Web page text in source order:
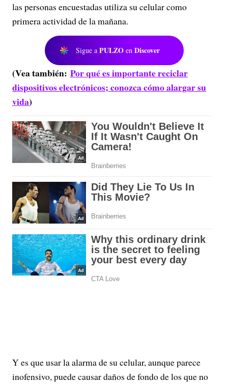
las personas encuestadas utiliza su celular como
primera actividad de la mañana.
Sigue a PULZO en Discover
(Vea también: Por qué es importante reciclar
dispositivos electrónicos; conozca cómo alargar su
vida)
Y es que usar la alarma de su celular, aunque parece
inofensivo, puede causar daños de fondo de los que no